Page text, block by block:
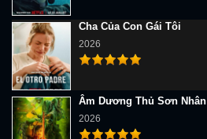
Vietsub Full HD Vietsub
Cha Của Con Gái Tôi
2026
Âm Dương Thủ Sơn Nhân
2026